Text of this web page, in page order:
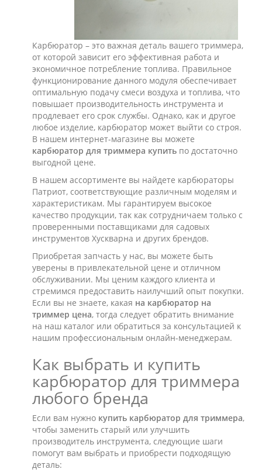
Карбюратор – это важная деталь вашего триммера,
от которой зависит его эффективная работа и
экономичное потребление топлива. Правильное
функционирование данного модуля обеспечивает
оптимальную подачу смеси воздуха и топлива, что
повышает производительность инструмента и
продлевает его срок службы. Однако, как и другое
любое изделие, карбюратор может выйти со строя.
В нашем интернет-магазине вы можете
карбюратор для триммера купить по достаточно
выгодной цене.
В нашем ассортименте вы найдете карбюраторы
Патриот, соответствующие различным моделям и
характеристикам. Мы гарантируем высокое
качество продукции, так как сотрудничаем только с
проверенными поставщиками для садовых
инструментов Хускварна и других брендов.
Приобретая запчасть у нас, вы можете быть
уверены в привлекательной цене и отличном
обслуживании. Мы ценим каждого клиента и
стремимся предоставить наилучший опыт покупки.
Если вы не знаете, какая на карбюратор на
триммер цена, тогда следует обратить внимание
на наш каталог или обратиться за консультацией к
нашим профессиональным онлайн-менеджерам.
Как выбрать и купить
карбюратор для триммера
любого бренда
Если вам нужно купить карбюратор для триммера,
чтобы заменить старый или улучшить
производитель инструмента, следующие шаги
помогут вам выбрать и приобрести подходящую
деталь: